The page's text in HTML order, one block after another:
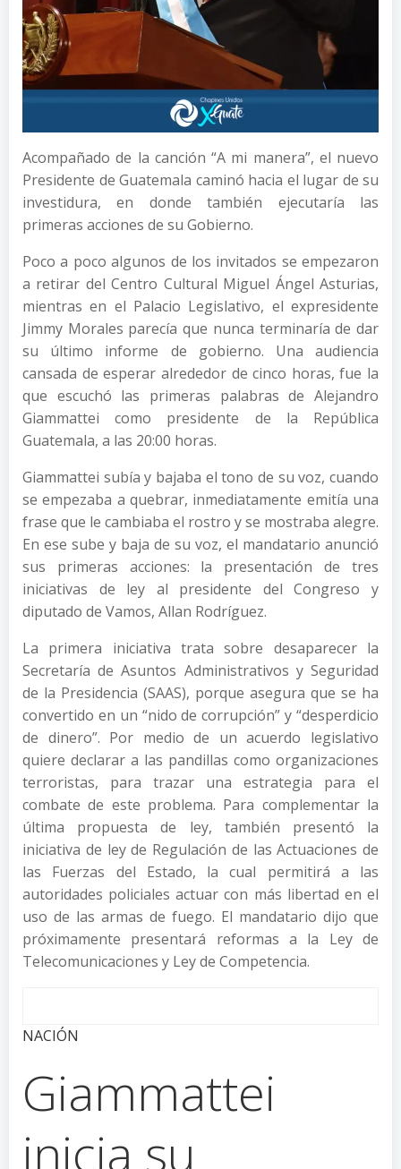
Acompañado de la canción “A mi manera”, el nuevo
Presidente de Guatemala caminó hacia el lugar de su
investidura, en donde también ejecutaría las
primeras acciones de su Gobierno.
Poco a poco algunos de los invitados se empezaron
a retirar del Centro Cultural Miguel Ángel Asturias,
mientras en el Palacio Legislativo, el expresidente
Jimmy Morales parecía que nunca terminaría de dar
su último informe de gobierno. Una audiencia
cansada de esperar alrededor de cinco horas, fue la
que escuchó las primeras palabras de Alejandro
Giammattei como presidente de la República
Guatemala, a las 20:00 horas.
Giammattei subía y bajaba el tono de su voz, cuando
se empezaba a quebrar, inmediatamente emitía una
frase que le cambiaba el rostro y se mostraba alegre.
En ese sube y baja de su voz, el mandatario anunció
sus primeras acciones: la presentación de tres
iniciativas de ley al presidente del Congreso y
diputado de Vamos, Allan Rodríguez.
La primera iniciativa trata sobre desaparecer la
Secretaría de Asuntos Administrativos y Seguridad
de la Presidencia (SAAS), porque asegura que se ha
convertido en un “nido de corrupción” y “desperdicio
de dinero”. Por medio de un acuerdo legislativo
quiere declarar a las pandillas como organizaciones
terroristas, para trazar una estrategia para el
combate de este problema. Para complementar la
última propuesta de ley, también presentó la
iniciativa de ley de Regulación de las Actuaciones de
las Fuerzas del Estado, la cual permitirá a las
autoridades policiales actuar con más libertad en el
uso de las armas de fuego. El mandatario dijo que
próximamente presentará reformas a la Ley de
Telecomunicaciones y Ley de Competencia.
NACIÓN
Giammattei
inicia su